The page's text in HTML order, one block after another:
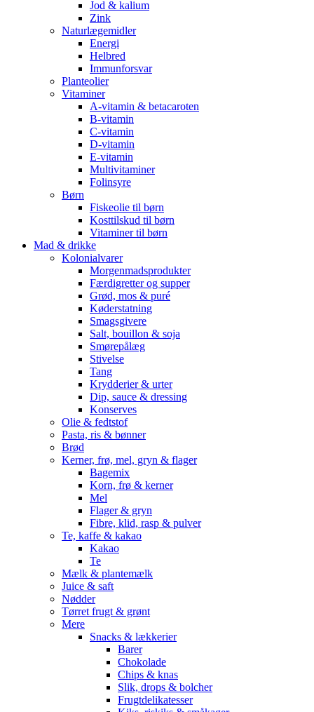
Jod & kalium
Zink
Naturlægemidler
Energi
Helbred
Immunforsvar
Planteolier
Vitaminer
A-vitamin & betacaroten
B-vitamin
C-vitamin
D-vitamin
E-vitamin
Multivitaminer
Folinsyre
Børn
Fiskeolie til børn
Kosttilskud til børn
Vitaminer til børn
Mad & drikke
Kolonialvarer
Morgenmadsprodukter
Færdigretter og supper
Grød, mos & puré
Køderstatning
Smagsgivere
Salt, bouillon & soja
Smørepålæg
Stivelse
Tang
Krydderier & urter
Dip, sauce & dressing
Konserves
Olie & fedtstof
Pasta, ris & bønner
Brød
Kerner, frø, mel, gryn & flager
Bagemix
Korn, frø & kerner
Mel
Flager & gryn
Fibre, klid, rasp & pulver
Te, kaffe & kakao
Kakao
Te
Mælk & plantemælk
Juice & saft
Nødder
Tørret frugt & grønt
Mere
Snacks & lækkerier
Barer
Chokolade
Chips & knas
Slik, drops & bolcher
Frugtdelikatesser